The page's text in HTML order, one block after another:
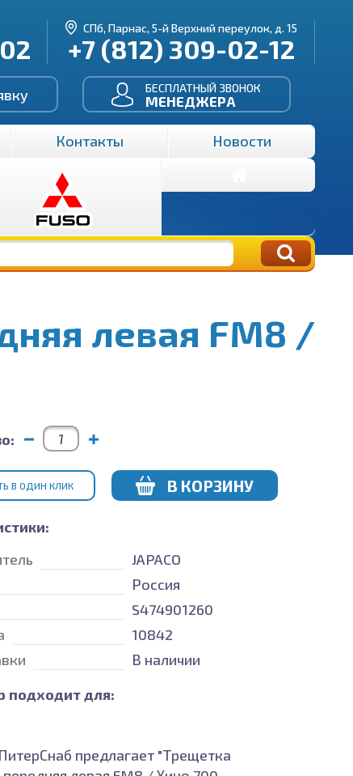
СПб, Парнас, 5-й Верхний переулок, д. 15
+7 (812) 309-02-12
БЕСПЛАТНЫЙ ЗВОНОК
МЕНЕДЖЕРА
Контакты Новости
левая FM8 /
В ОДИН КЛИК В КОРЗИНУ
JAPACO
Россия
S474901260
10842
В наличии
подходит для:
предлагает "Трещетка